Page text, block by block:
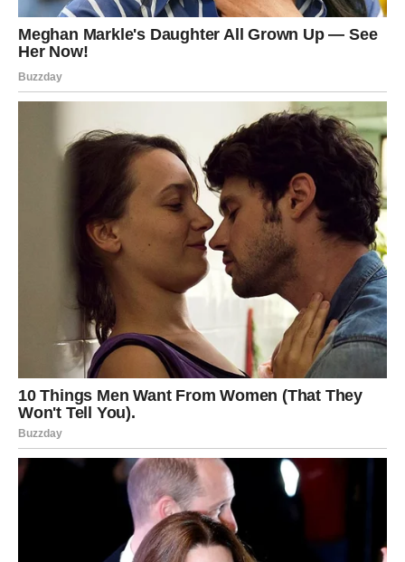
Pred vama je veliki finansijski i životni preokret.
svoje mjesto.
Sudbina vam donosi uspjeh i obilje
Pred vama su veoma snažni i uspješni trenuci.
STRIJELAC
Nova energija donosi vam spontane događaje i mnogo
pozitivnih emocija.
Jedna osoba sada vam vraća vjeru da život može biti
mnogo ljepši nego prije.
Sreća vam dolazi sa svih strana
Pred vama su veoma uzbudljivi trenuci.